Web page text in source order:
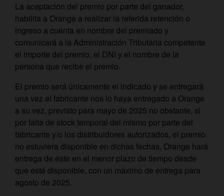
La aceptación del premio por parte del ganador,
habilita a Orange a realizar la referida retención o
ingreso a cuenta en nombre del premiado y
comunicará a la Administración Tributaria competente
el importe del premio, el DNI y el nombre de la
persona que recibe el premio.
El premio será únicamente el indicado y se entregará
una vez el fabricante nos lo haya entregado a Orange
a su vez, previsto para mayo de 2025 no obstante, si
por falta de stock temporal del mismo por parte del
fabricante y/o los distribuidores autorizados, el premio
no estuviera disponible en dichas fechas, Orange hará
entrega de éste en el menor plazo de tiempo desde
que esté disponible, con un máximo de entrega para
agosto de 2025.